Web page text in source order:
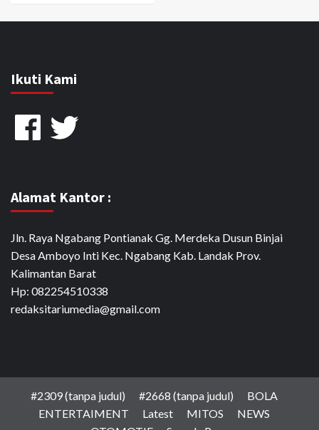
Ikuti Kami
FacebookTwitter
Alamat Kantor :
Jln. Raya Ngabang Pontianak Gg. Merdeka Dusun Binjai
Desa Amboyo Inti Kec. Ngabang Kab. Landak Prov.
Kalimantan Barat
Hp: 082254510338
redaksitariumedia@gmail.com
#2309 (tanpa judul) #2668 (tanpa judul)
BOLA
ENTERTAIMENT
Latest MITOS
NEWS